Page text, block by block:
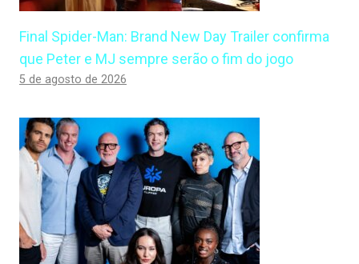
Final Spider-Man: Brand New Day Trailer confirma
que Peter e MJ sempre serão o fim do jogo
5 de agosto de 2026